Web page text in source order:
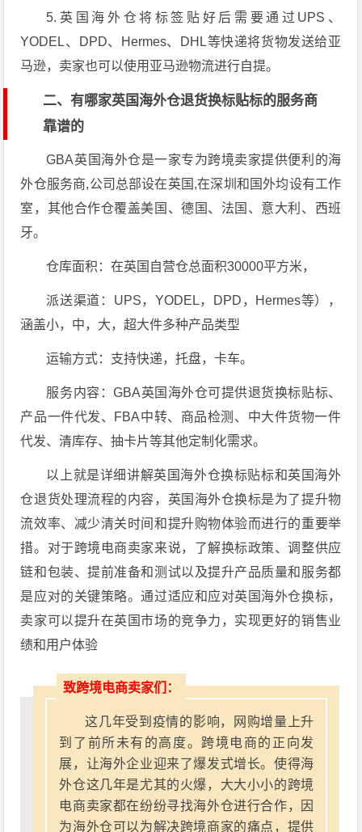
5.英国海外仓将标签贴好后需要通过UPS、
YODEL、DPD、Hermes、DHL等快递将货物发送给亚
马逊，卖家也可以使用亚马逊物流进行自提。
二、有哪家英国海外仓退货换标贴标的服务商
靠谱的
GBA英国海外仓是一家专为跨境卖家提供便利的海
外仓服务商,公司总部设在英国,在深圳和国外均设有工作
室，其他合作仓覆盖美国、德国、法国、意大利、西班
牙。
仓库面积：在英国自营仓总面积30000平方米，
派送渠道：UPS，YODEL，DPD，Hermes等），
涵盖小，中，大，超大件多种产品类型
运输方式：支持快递，托盘，卡车。
服务内容：GBA英国海外仓可提供退货换标贴标、
产品一件代发、FBA中转、商品检测、中大件货物一件
代发、清库存、抽卡片等其他定制化需求。
以上就是详细讲解英国海外仓换标贴标和英国海外
仓退货处理流程的内容，英国海外仓换标是为了提升物
流效率、减少清关时间和提升购物体验而进行的重要举
措。对于跨境电商卖家来说，了解换标政策、调整供应
链和包装、提前准备和测试以及提升产品质量和服务都
是应对的关键策略。通过适应和应对英国海外仓换标，
卖家可以提升在英国市场的竞争力，实现更好的销售业
绩和用户体验
致跨境电商卖家们：
这几年受到疫情的影响，网购增量上升
到了前所未有的高度。跨境电商的正向发
展，让海外企业迎来了爆发式增长。使得海
外仓这几年是尤其的火爆，大大小小的跨境
电商卖家都在纷纷寻找海外仓进行合作，因
为海外仓可以为解决跨境商家的痛点，提供